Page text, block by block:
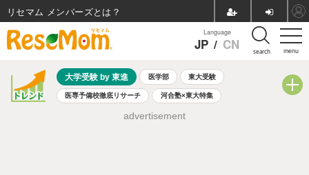
menu
Language
JP / CN search
大学受験 by 東進 医学部 東大受験
医専予備校徹底リサーチ 河合塾×東大特集
高校受験 中学受験
advertisement
リセマム メンバーズ